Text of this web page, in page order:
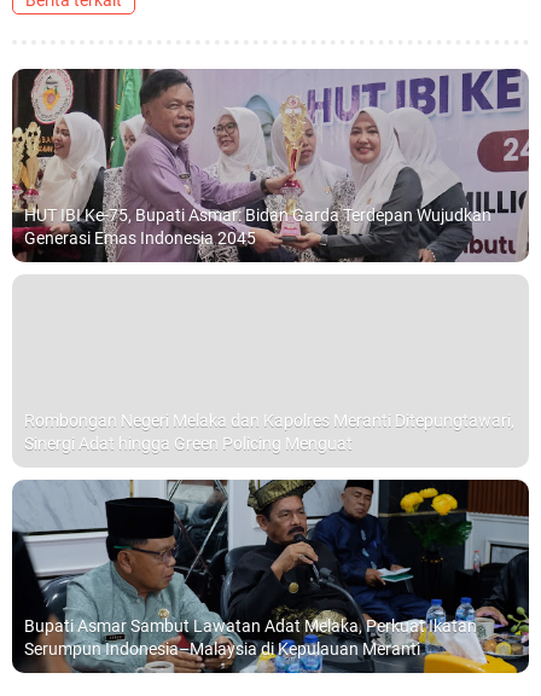
HUT IBI Ke-75, Bupati Asmar: Bidan Garda Terdepan Wujudkan
Generasi Emas Indonesia 2045
Rombongan Negeri Melaka dan Kapolres Meranti Ditepungtawari,
Sinergi Adat hingga Green Policing Menguat
Bupati Asmar Sambut Lawatan Adat Melaka, Perkuat Ikatan
Serumpun Indonesia–Malaysia di Kepulauan Meranti